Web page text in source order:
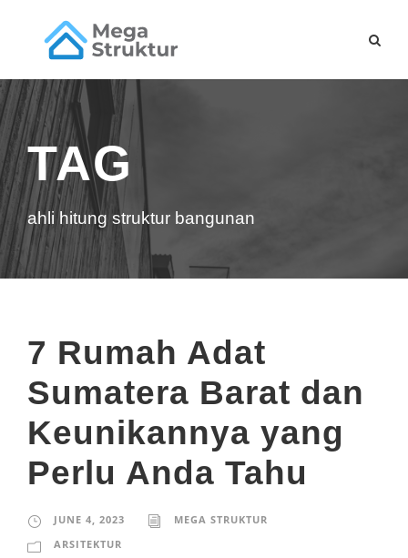
TAG
ahli hitung struktur bangunan
7 Rumah Adat
Sumatera Barat dan
Keunikannya yang
Perlu Anda Tahu
JUNE 4, 2023
MEGA STRUKTUR
ARSITEKTUR